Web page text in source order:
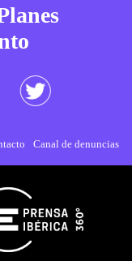
Canal de denuncias